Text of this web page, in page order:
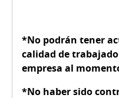
*No podrán tener
calidad de
empresa al
*No haber sido